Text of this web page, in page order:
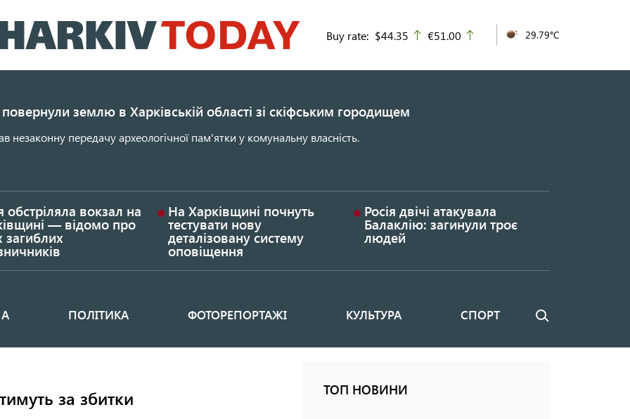
до
основного
Buy rate: $44.35 up
€51.00 29.79°C
землю в Харківській області зі скіфським городищем
незаконну передачу археологічної пам'ятки у комунальну власність.
обстріляла вокзал на
— відомо про
загиблих
На Харківщині почнуть
тестувати нову
деталізовану систему
оповіщення
Росія двічі атакувала
Балаклію: загинули троє
людей
ПОЛІТИКА ФОТОРЕПОРТАЖІ КУЛЬТУРА СПОРТ Пошук
за збитки ТОП НОВИНИ